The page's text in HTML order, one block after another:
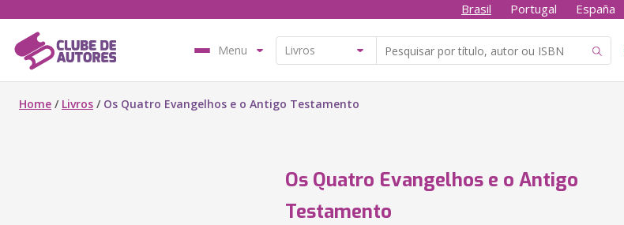
Brasil Portugal España
Menu
Home / Livros / Os Quatro Evangelhos e o Antigo Testamento
Os Quatro Evangelhos e o Antigo
Testamento